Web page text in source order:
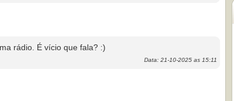
rádio. É vício que fala? :)
Data: 21-10-2025 as 15:11